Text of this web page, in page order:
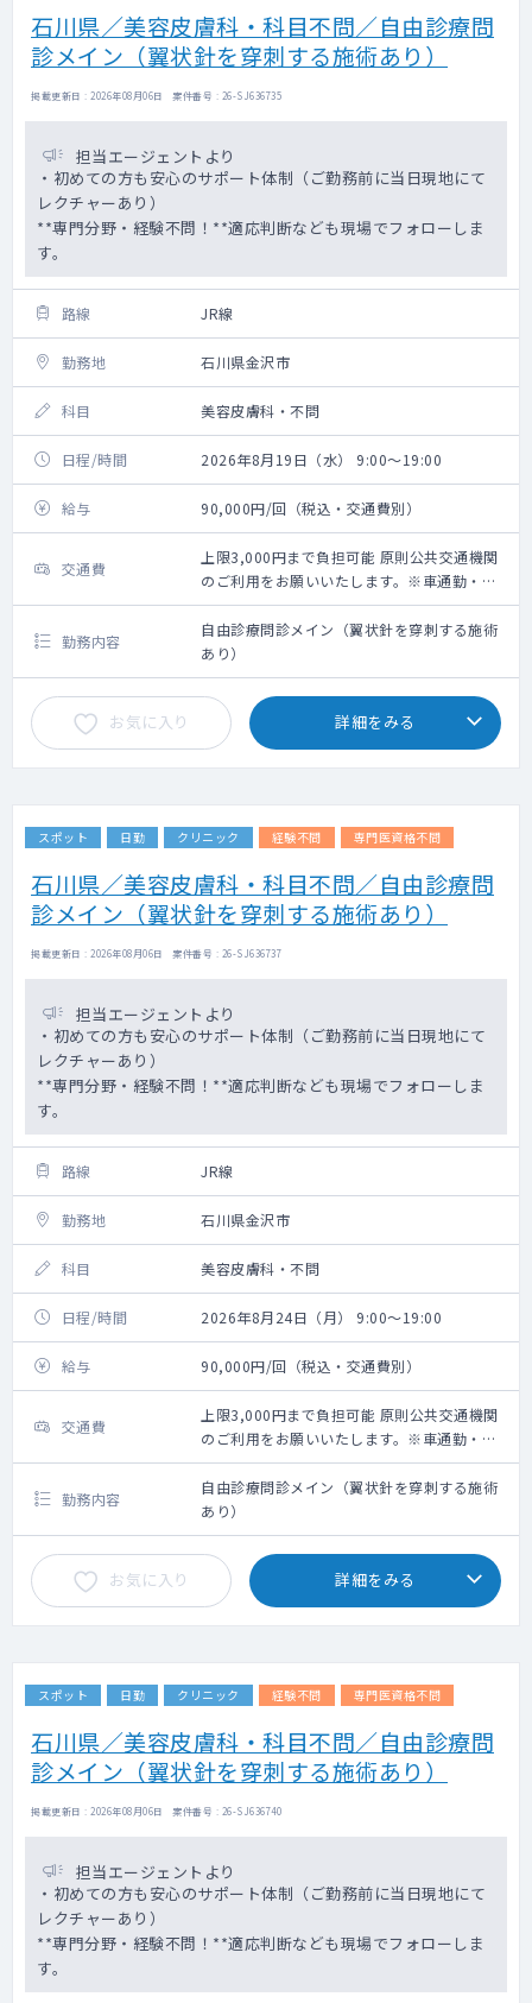
石川県／美容皮膚科・科目不問／自由診療問
診メイン（翼状針を穿刺する施術あり）
掲載更新日 : 2026年08月06日 案件番号 : 26-SJ636735
担当エージェントより
・初めての方も安心のサポート体制（ご勤務前に当日現地にて
レクチャーあり）
**専門分野・経験不問！**適応判断なども現場でフォローしま
す。
路線 JR線
勤務地 石川県金沢市
科目 美容皮膚科・不問
日程/時間 2026年8月19日（水） 9:00～19:00
給与 90,000円/回（税込・交通費別）
交通費
上限3,000円まで負担可能 原則公共交通機関
のご利用をお願いいたします。※車通勤・タ
クシー利用要相談
勤務内容
自由診療問診メイン（翼状針を穿刺する施術
あり）
お気に入り 詳細をみる
スポット 日勤 クリニック 経験不問 専門医資格不問
石川県／美容皮膚科・科目不問／自由診療問
診メイン（翼状針を穿刺する施術あり）
掲載更新日 : 2026年08月06日 案件番号 : 26-SJ636737
担当エージェントより
・初めての方も安心のサポート体制（ご勤務前に当日現地にて
レクチャーあり）
**専門分野・経験不問！**適応判断なども現場でフォローしま
す。
路線 JR線
勤務地 石川県金沢市
科目 美容皮膚科・不問
日程/時間 2026年8月24日（月） 9:00～19:00
給与 90,000円/回（税込・交通費別）
交通費
上限3,000円まで負担可能 原則公共交通機関
のご利用をお願いいたします。※車通勤・タ
クシー利用要相談
勤務内容
自由診療問診メイン（翼状針を穿刺する施術
あり）
お気に入り 詳細をみる
スポット 日勤 クリニック 経験不問 専門医資格不問
石川県／美容皮膚科・科目不問／自由診療問
診メイン（翼状針を穿刺する施術あり）
掲載更新日 : 2026年08月06日 案件番号 : 26-SJ636740
担当エージェントより
・初めての方も安心のサポート体制（ご勤務前に当日現地にて
レクチャーあり）
**専門分野・経験不問！**適応判断なども現場でフォローしま
す。